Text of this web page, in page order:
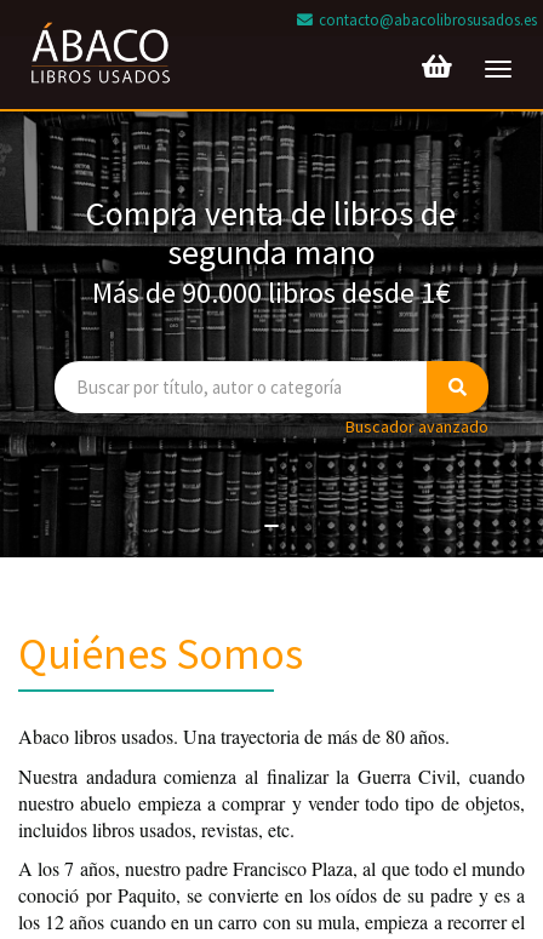
contacto@abacolibrosusados.es
Compra venta de libros de
segunda mano
Más de 90.000 libros desde 1€
Buscador avanzado
Quiénes Somos
Abaco libros usados. Una trayectoria de más de 80 años.
Nuestra andadura comienza al finalizar la Guerra Civil, cuando
nuestro abuelo empieza a comprar y vender todo tipo de objetos,
incluidos libros usados, revistas, etc.
A los 7 años, nuestro padre Francisco Plaza, al que todo el mundo
conoció por Paquito, se convierte en los oídos de su padre y es a
los 12 años cuando en un carro con su mula, empieza a recorrer el